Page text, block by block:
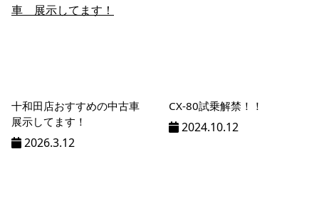
十和田店おすすめの中古車
展示してます！
2026.3.12
CX-80試乗解禁！！
2024.10.12